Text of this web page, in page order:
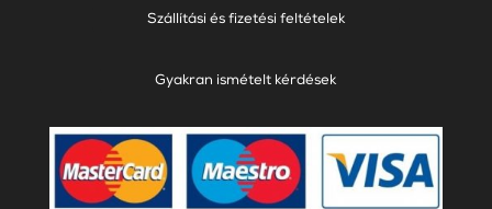
Szállítási és fizetési feltételek
Gyakran ismételt kérdések